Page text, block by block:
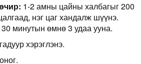
1-2 амны цайны халбагыг 200
нэг цаг хандалж шүүнэ.
минутын өмнө 3 удаа ууна.
хэрэглэнэ.